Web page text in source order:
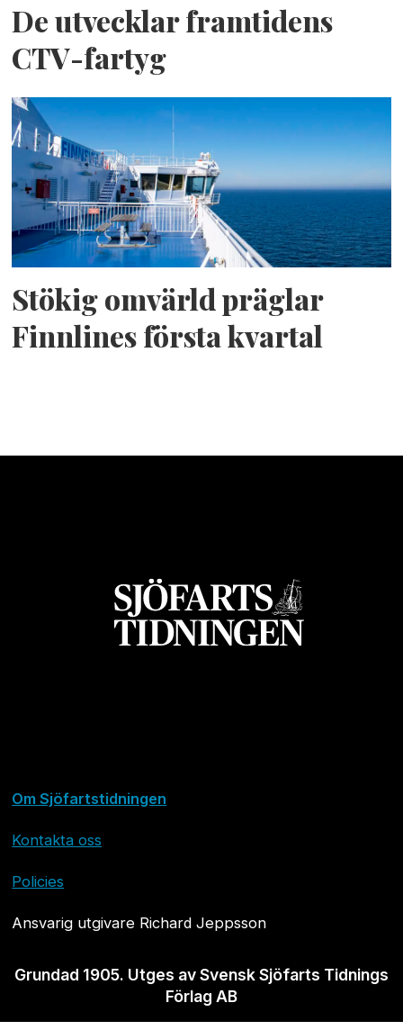
De utvecklar framtidens
CTV-fartyg
Stökig omvärld präglar
Finnlines första kvartal
Om Sjöfartstidningen
Kontakta oss
Policies
Ansvarig utgivare Richard Jeppsson
Grundad 1905. Utges av Svensk Sjöfarts Tidnings
Förlag AB